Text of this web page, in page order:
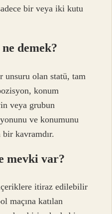
bir veya iki kutu
demek?
unsuru olan statü, tam
konum
veya grubun
ve konumunu
kavramdır.
mevki var?
itiraz edilebilir
maçına katılan